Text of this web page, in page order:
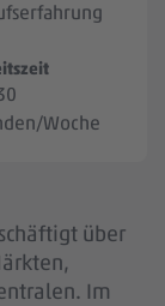
Woche
über
Im